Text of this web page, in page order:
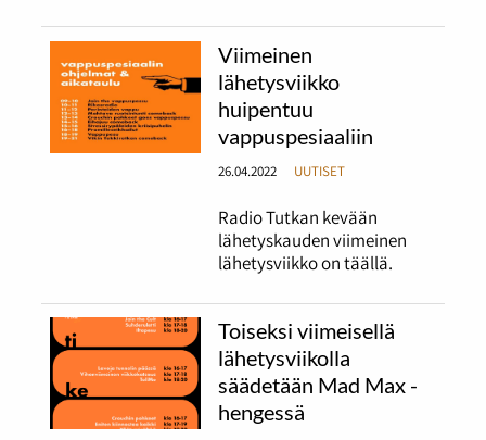
Viimeinen
lähetysviikko
huipentuu
vappuspesiaaliin
26.04.2022 UUTISET
Radio Tutkan kevään
lähetyskauden viimeinen
lähetysviikko on täällä.
Toiseksi viimeisellä
lähetysviikolla
säädetään Mad Max -
hengessä